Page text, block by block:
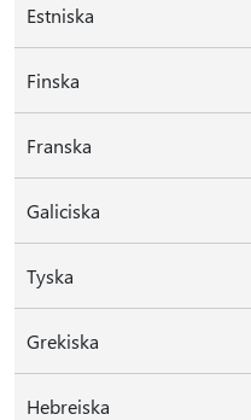
Estniska
Finska
Franska
Galiciska
Tyska
Grekiska
Hebreiska